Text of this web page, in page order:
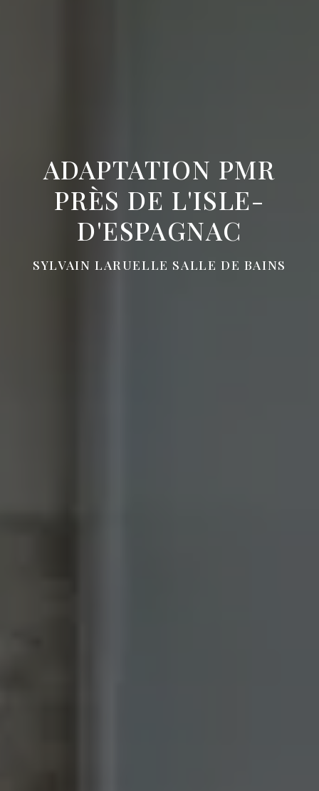
ADAPTATION PMR
PRÈS DE L'ISLE-
D'ESPAGNAC
SYLVAIN LARUELLE SALLE DE BAINS